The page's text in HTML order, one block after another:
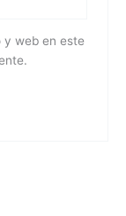
y web en este